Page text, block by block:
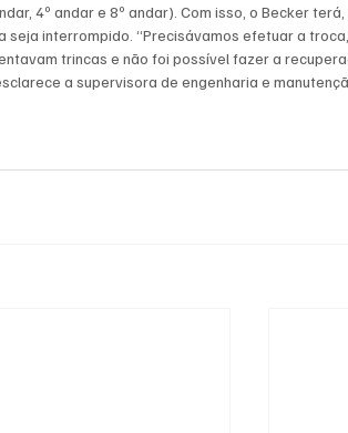
4º andar e 8º andar). Com isso, o Becker terá,
interrompido. “Precisávamos efetuar a
trincas e não foi possível fazer a
a supervisora de engenharia e